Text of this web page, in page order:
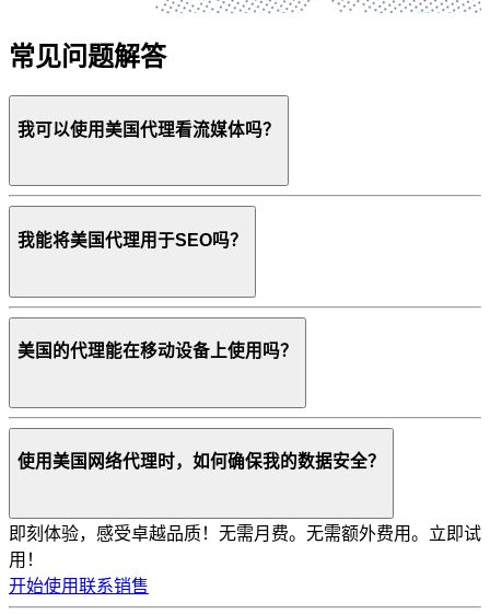
常见问题解答
我可以使用美国代理看流媒体吗？
我能将美国代理用于SEO吗？
美国的代理能在移动设备上使用吗？
使用美国网络代理时，如何确保我的数据安全？
即刻体验，感受卓越品质！ 无需月费。无需额外费用。立即试
用！
开始使用联系销售